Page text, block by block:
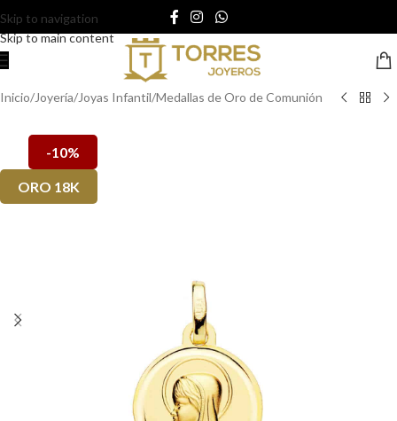
Skip to navigation
Skip to main content
Inicio/Joyería/Joyas Infantil/Medallas de Oro de Comunión
-10%
ORO 18K